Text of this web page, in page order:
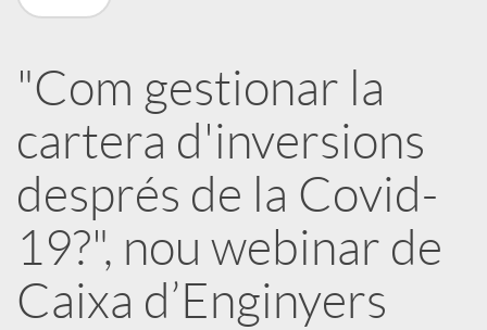
X
a
r
x
e
"Com gestionar la
cartera d'inversions
després de la Covid-
19?", nou webinar de
Caixa d’Enginyers